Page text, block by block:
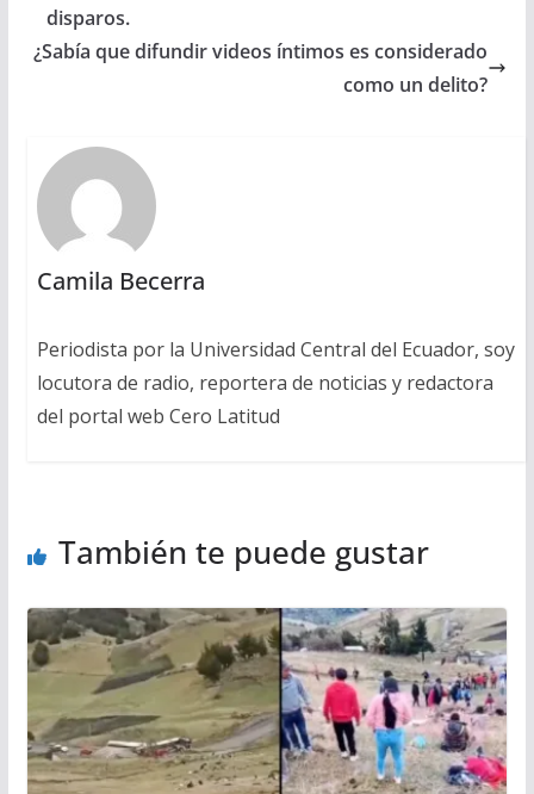
disparos.
¿Sabía que difundir videos íntimos es considerado
como un delito?
Camila Becerra
Periodista por la Universidad Central del Ecuador, soy
locutora de radio, reportera de noticias y redactora
del portal web Cero Latitud
También te puede gustar